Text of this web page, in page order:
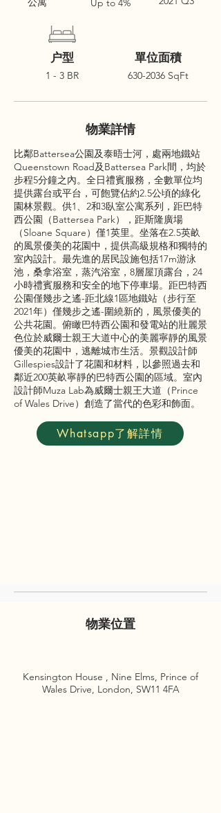
Up to 4%
户型
1 - 3 BR
單位面積
630-2036SqFt
物業詳情
比鄰Battersea公園及泰晤士河，處兩地鐵站
Queenstown Road及Battersea Park間，均於
步程5分鐘之內。全日禮賓服務，全數單位均
提供露台或平台，可飽覽佔約2.5公頃的綠化
園林景觀。供1、2和3臥室公寓系列，距巴特
西公園（Battersea Park），距斯隆廣場
（Sloane Square）僅1英里。坐落在2.5英畝
的風景優美的花園中，提供高級規格和獨特的
室內設計。最先進的居民設施包括17m游泳
池，桑拿浴室，蒸汽浴室，8層屋頂露台，24
小時禮賓服務和安全的地下停車場。距巴特西
公園僅幾步之遙-距北線1區地鐵站（步行至
2021年）僅幾步之遙-圍繞新的，風景優美的
公共花園。俯瞰巴特西公園和發電站的壯麗景
色位於威爾士親王大道中心的美麗寧靜的風景
優美的花園中，逃離城市生活。景觀設計師
Gillespies設計了花園和材料，以參照過去和
鄰近200英畝寧靜的巴特西公園的區域。室內
設計師Muza Lab為威爾士親王大道（Prince
of Wales Drive）創造了當代的色彩和飾面。
Whatsapp了解詳情
物業位置
Kensington House , Nine Elms, Prince of
Wales Drive, London, SW11 4FA